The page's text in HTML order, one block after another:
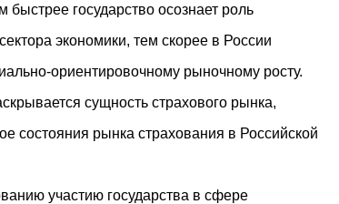
быстрее государство осознает роль
экономики, тем скорее в России
ориентировочному рыночному росту.
сущность страхового рынка,
состояния рынка страхования в Российской
участию государства в сфере